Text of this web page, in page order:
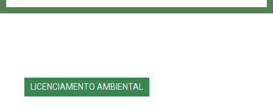
EDIÇÕES ANTERIORES
LICENCIAMENTO AMBIENTAL